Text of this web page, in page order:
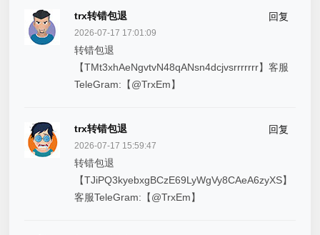
trx转错包退 回复
2026-07-17 17:01:09
转错包退
【TMt3xhAeNgvtvN48qANsn4dcjvsrrrrrrr】客服
TeleGram:【@TrxEm】
trx转错包退 回复
2026-07-17 15:59:47
转错包退
【TJiPQ3kyebxgBCzE69LyWgVy8CAeA6zyXS】
客服TeleGram:【@TrxEm】